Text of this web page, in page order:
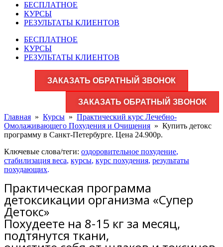
БЕСПЛАТНОЕ
КУРСЫ
РЕЗУЛЬТАТЫ КЛИЕНТОВ
БЕСПЛАТНОЕ
КУРСЫ
РЕЗУЛЬТАТЫ КЛИЕНТОВ
ЗАКАЗАТЬ ОБРАТНЫЙ ЗВОНОК
ЗАКАЗАТЬ ОБРАТНЫЙ ЗВОНОК
Главная » Курсы » Практический курс Лечебно-
Омолаживающего Похудения и Очищения » Купить детокс
программу в Санкт-Петербурге. Цена 24.900р.
Ключевые слова/теги: оздоровительное похудение,
стабилизация веса, курсы, курс похудения, результаты
похудающих.
Практическая программа
детоксикации организма «Супер
Детокс»
Похудеете на 8-15 кг за месяц,
подтянутся ткани,